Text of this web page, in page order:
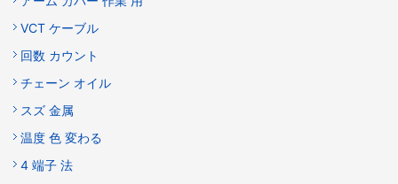
VCT ケーブル
回数 カウント
チェーン オイル
スズ 金属
温度 色 変わる
4 端子 法